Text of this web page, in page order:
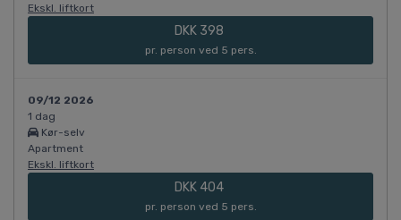
Ekskl. liftkort
DKK 398
pr. person ved 5 pers.
09/12 2026
1 dag
Kør-selv
Apartment
Ekskl. liftkort
DKK 404
pr. person ved 5 pers.